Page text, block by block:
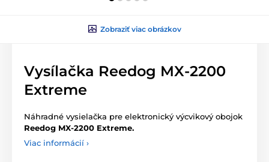
Zobraziť viac obrázkov
Vysílačka Reedog MX-2200
Extreme
Náhradné vysielačka pre elektronický výcvikový obojok
Reedog MX-2200 Extreme.
Viac informácií ›